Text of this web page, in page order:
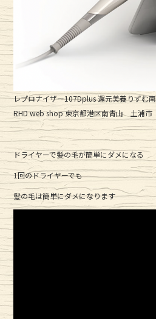
レプロナイザー107Dplus 還元美養りず
RHD web shop 東京都港区南青山 土浦
ドライヤーで髪の毛が簡単にダメになる
1回のドライヤーでも
髪の毛は簡単にダメになります